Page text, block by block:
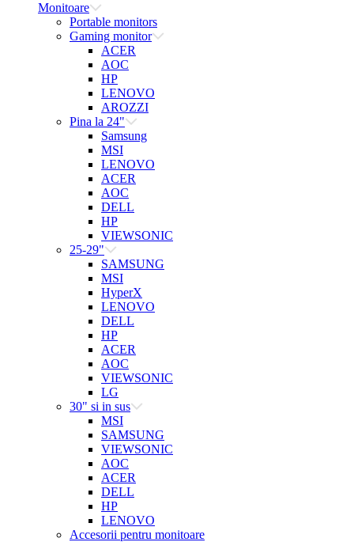
Monitoare
Portable monitors
Gaming monitor
ACER
AOC
HP
LENOVO
AROZZI
Pina la 24"
Samsung
MSI
LENOVO
ACER
AOC
DELL
HP
VIEWSONIC
25-29"
SAMSUNG
MSI
HyperX
LENOVO
DELL
HP
ACER
AOC
VIEWSONIC
LG
30" si in sus
MSI
SAMSUNG
VIEWSONIC
AOC
ACER
DELL
HP
LENOVO
Accesorii pentru monitoare